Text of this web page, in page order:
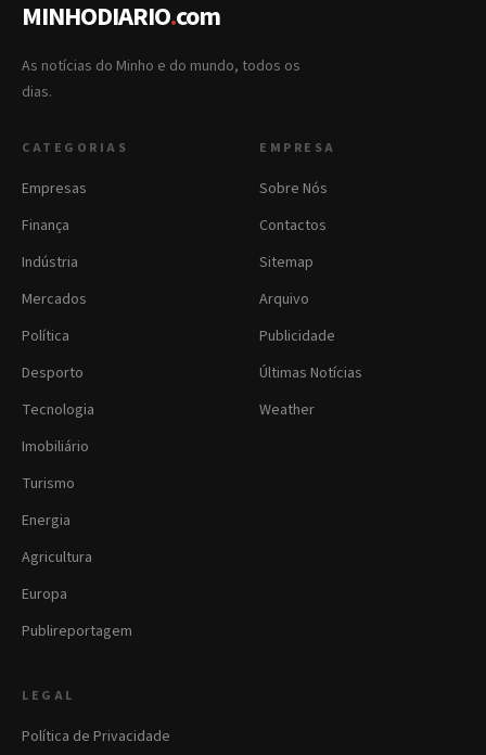
MINHODIARIO.com
As notícias do Minho e do mundo, todos os
dias.
CATEGORIAS
Empresas
Finança
Indústria
Mercados
Política
Desporto
Tecnologia
Imobiliário
Turismo
Energia
Agricultura
Europa
Publireportagem
EMPRESA
Sobre Nós
Contactos
Sitemap
Arquivo
Publicidade
Últimas Notícias
Weather
LEGAL
Política de Privacidade